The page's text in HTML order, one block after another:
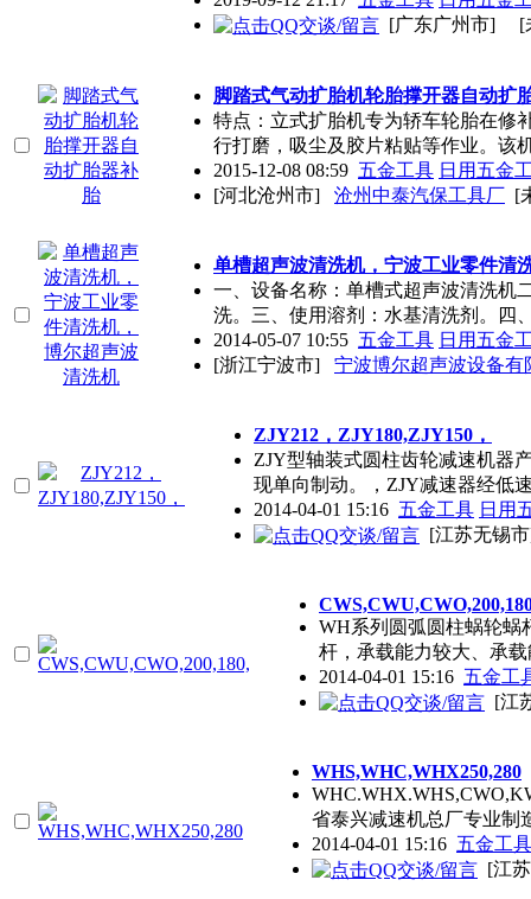
[广东广州市]
[
脚踏式气动扩胎机轮胎撑开器自动扩
特点：立式扩胎机专为轿车轮胎在修
行打磨，吸尘及胶片粘贴等作业。该
2015-12-08 08:59 五金工具 日用五金
[河北沧州市]
沧州中泰汽保工具厂 [
单槽超声波清洗机，宁波工业零件清
一、设备名称：单槽式超声波清洗机
洗。三、使用溶剂：水基清洗剂。四
2014-05-07 10:55 五金工具 日用五金
[浙江宁波市]
宁波博尔超声波设备有
ZJY212，ZJY180,ZJY150，
ZJY型轴装式圆柱齿轮减速机器
现单向制动。，ZJY减速器经低
2014-04-01 15:16 五金工具 日用
[江苏无锡
WH系列圆弧圆柱蜗轮蜗
杆，承载能力较大、承
2014-04-01 15:16 五金工
[江
WHS,WHC,WHX250,280
省泰兴减速机总厂专业制
2014-04-01 15:16 五金工具
[江